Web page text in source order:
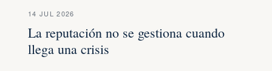
14 JUL 2026
La reputación no se gestiona cuando
llega una crisis